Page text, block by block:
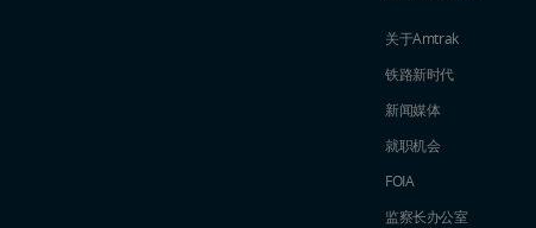
关于Amtrak
铁路新时代
新闻媒体
就职机会
FOIA
监察长办公室